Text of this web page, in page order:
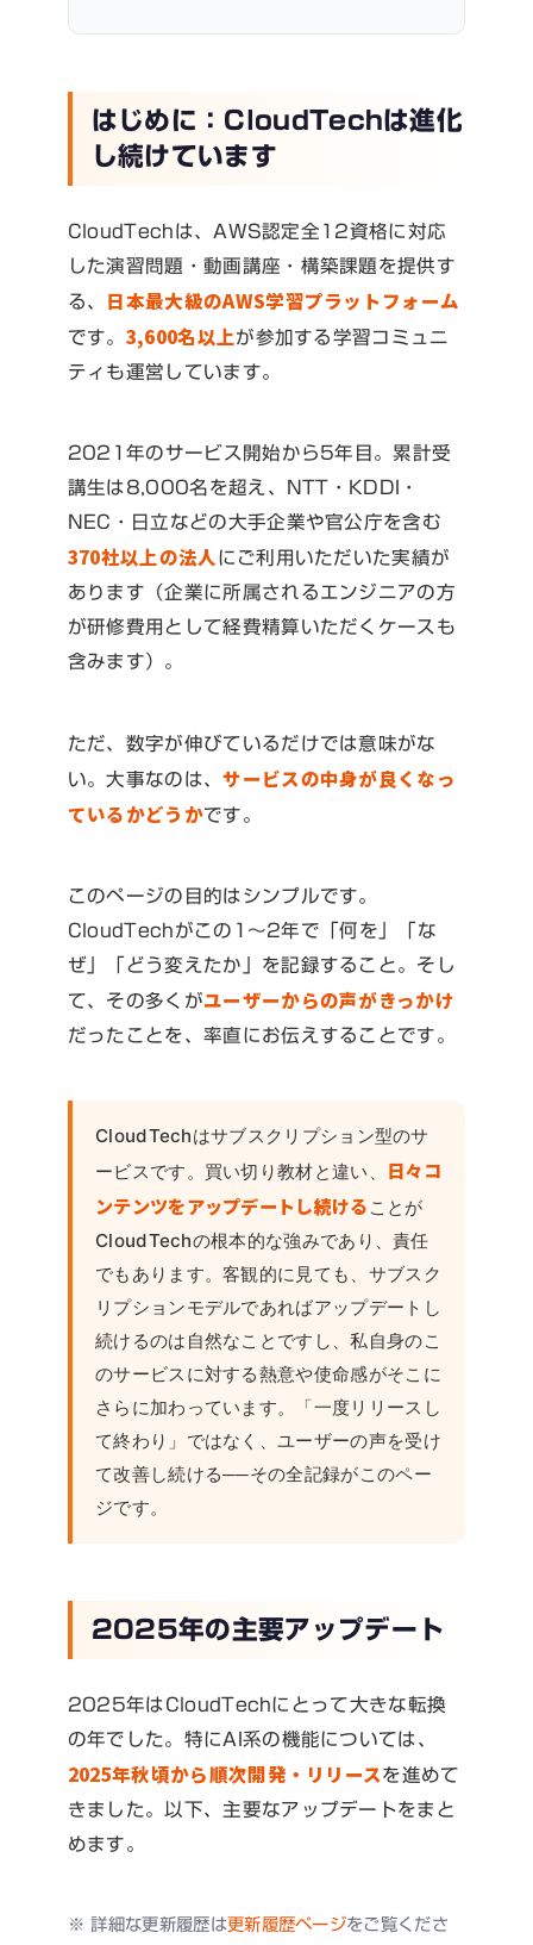
はじめに：CloudTechは進化
し続けています
CloudTechは、AWS認定全12資格に対応
した演習問題・動画講座・構築課題を提供す
る、 日本最大級のAWS学習プラットフォーム
です。 3,600名以上が参加する学習コミュニ
ティも運営しています。
2021年のサービス開始から5年目。累計受
講生は8,000名を超え、NTT・KDDI・
NEC・日立などの大手企業や官公庁を含む
370社以上の法人 にご利用いただいた実績が
あります（企業に所属されるエンジニアの方
が研修費用として経費精算いただくケースも
含みます）。
ただ、数字が伸びているだけでは意味がな
い。大事なのは、サービスの中身が良くなっ
ているかどうかです。
このページの目的はシンプルです。
CloudTechがこの1〜2年で「何を」「な
ぜ」「どう変えたか」を記録すること。そし
て、その多くがユーザーからの声がきっかけ
だったことを、率直にお伝えすることです。
CloudTechはサブスクリプション型のサ
ービスです。買い切り教材と違い、
日々コ
ンテンツをアップデートし続ける ことが
CloudTechの根本的な強みであり、責任
でもあります。客観的に見ても、サブスク
リプションモデルであればアップデートし
続けるのは自然なことですし、私自身のこ
のサービスに対する熱意や使命感がそこに
さらに加わっています。「一度リリースし
て終わり」ではなく、ユーザーの声を受け
て改善し続ける──その全記録がこのペー
ジです。
2025年の主要アップデート
2025年はCloudTechにとって大きな転換
の年でした。特にAI系の機能については、
2025年秋頃から順次開発・リリースを進めて
きました。以下、主要なアップデートをまと
めます。
※ 詳細な更新履歴は更新履歴ページをご覧くださ